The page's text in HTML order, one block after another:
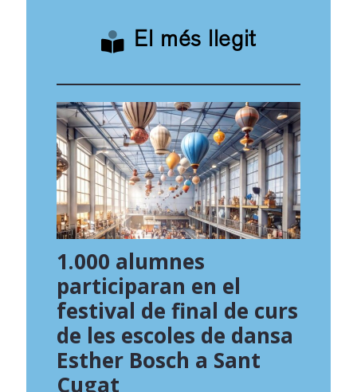
El més llegit
1.000 alumnes
participaran en el
festival de final de curs
de les escoles de dansa
Esther Bosch a Sant
Cugat